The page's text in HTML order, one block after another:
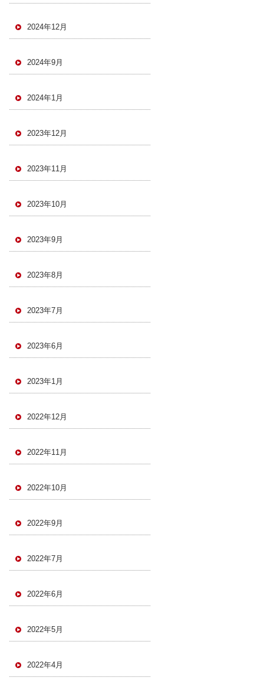
2024年12月
2024年9月
2024年1月
2023年12月
2023年11月
2023年10月
2023年9月
2023年8月
2023年7月
2023年6月
2023年1月
2022年12月
2022年11月
2022年10月
2022年9月
2022年7月
2022年6月
2022年5月
2022年4月